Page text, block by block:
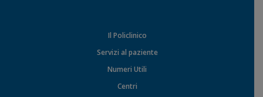
Il Policlinico
Servizi al paziente
Numeri Utili
Centri